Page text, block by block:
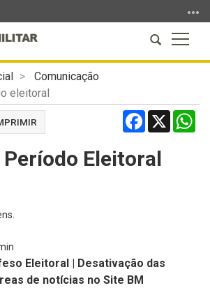
a
Abrir
a
Comunicação
eleitoral
Facebook
X
Eleitoral
Eleitoral | Desativação das
de notícias no Site BM